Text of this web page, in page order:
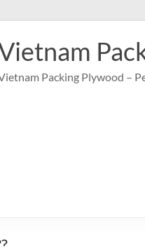
Packing Plywood –